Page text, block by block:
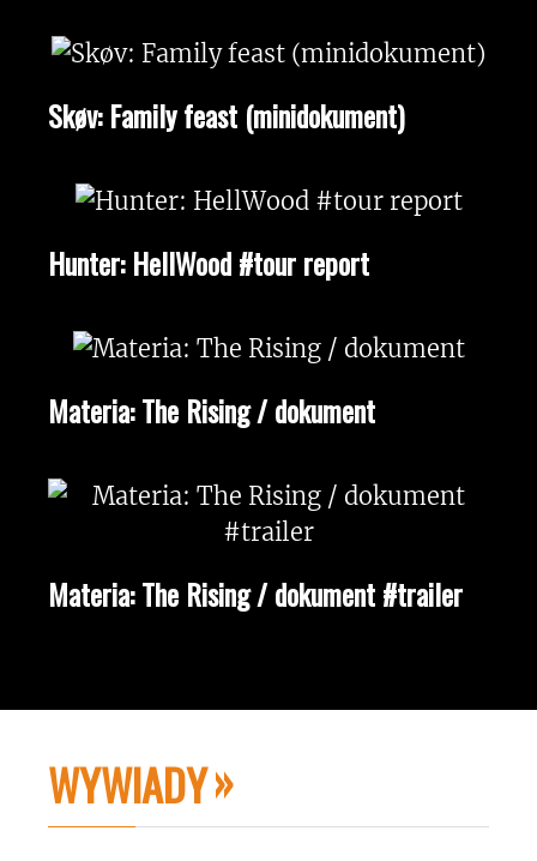
Skøv: Family feast (minidokument)
Hunter: HellWood #tour report
Materia: The Rising / dokument
Materia: The Rising / dokument #trailer
WYWIADY